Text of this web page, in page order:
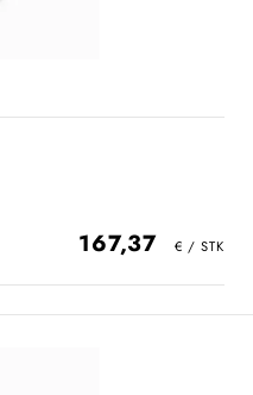
167,37